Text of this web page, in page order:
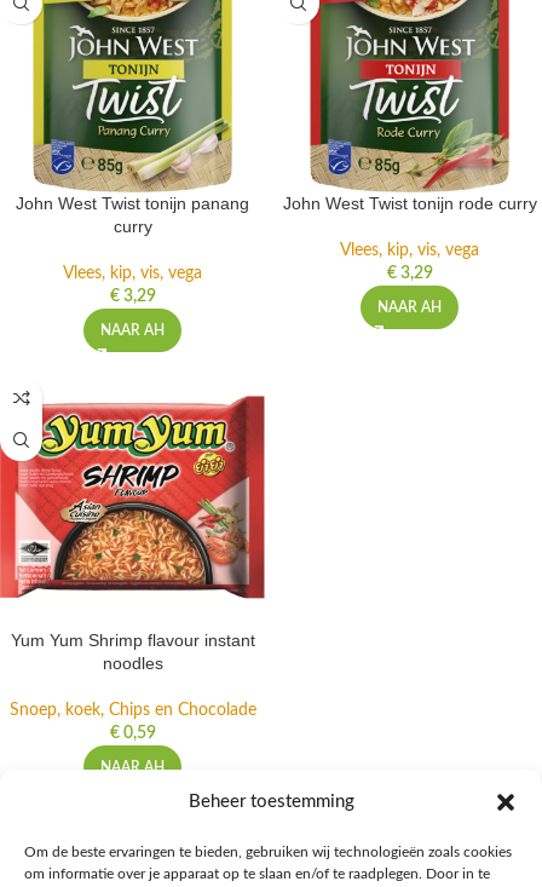
Beheer toestemming
Om de beste ervaringen te bieden, gebruiken wij technologieën zoals cookies
om informatie over je apparaat op te slaan en/of te raadplegen. Door in te
John West Twist tonijn panang
curry
Vlees, kip, vis, vega
€3,29
NAAR AH
John West Twist tonijn rode curry
Vlees, kip, vis, vega
€3,29
NAAR AH
Yum Yum Shrimp flavour instant
noodles
Snoep, koek, Chips en Chocolade
€0,59
NAAR AH
Ontdek de beste keto-vriendelijke keuzes van Albert Heijn, verrijk je